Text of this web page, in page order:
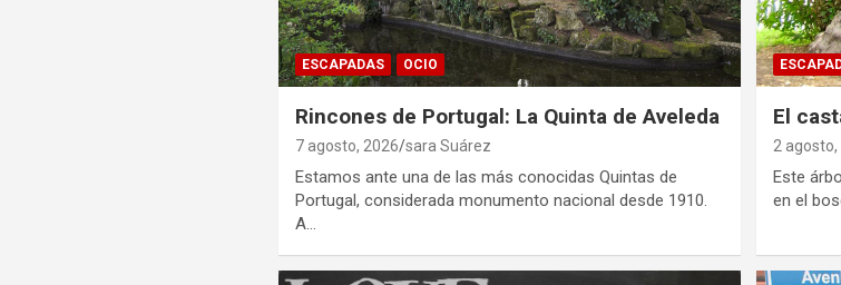
ESCAPADAS OCIO
Rincones de Portugal: La Quinta de Aveleda
7 agosto, 2026 sara Suárez
Estamos ante una de las más conocidas Quintas de
Portugal, considerada monumento nacional desde 1910.
A…
El
2 agosto,
Este
en el